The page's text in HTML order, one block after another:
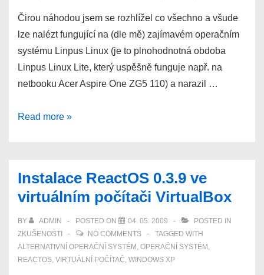
Čirou náhodou jsem se rozhlížel co všechno a všude
lze nalézt fungující na (dle mě) zajímavém operačním
systému Linpus Linux (je to plnohodnotná obdoba
Linpus Linux Lite, který uspěšně funguje např. na
netbooku Acer Aspire One ZG5 110) a narazil …
Acer
CM575
–
aneb
vyplatí
se
vůbec
Read more »
Instalace ReactOS 0.3.9 ve
virtuálním počítači VirtualBox
BY ADMIN POSTED ON 04. 05. 2009
POSTED IN
ZKUŠENOSTI
NO COMMENTS
TAGGED WITH
ALTERNATIVNÍ OPERAČNÍ SYSTÉM , OPERAČNÍ SYSTÉM ,
REACTOS, VIRTUÁLNÍ POČÍTAČ, WINDOWS XP